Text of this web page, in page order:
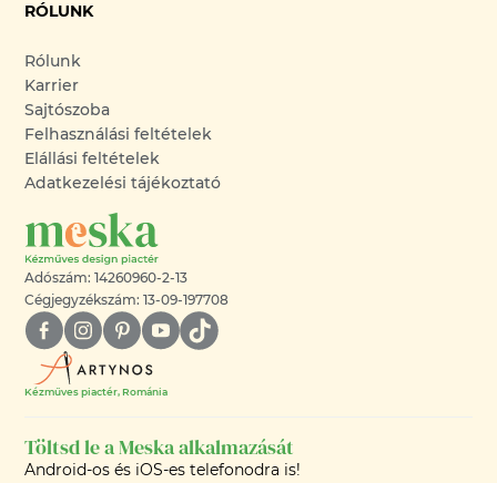
RÓLUNK
Rólunk
Karrier
Sajtószoba
Felhasználási feltételek
Elállási feltételek
Adatkezelési tájékoztató
Adószám: 14260960-2-13
Cégjegyzékszám: 13-09-197708
Kézműves piactér, Románia
Töltsd le a Meska alkalmazását
Android-os és iOS-es telefonodra is!